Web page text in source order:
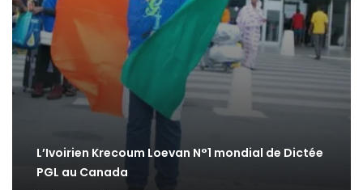
L’Ivoirien Krecoum Loevan N°1 mondial de Dictée
PGL au Canada